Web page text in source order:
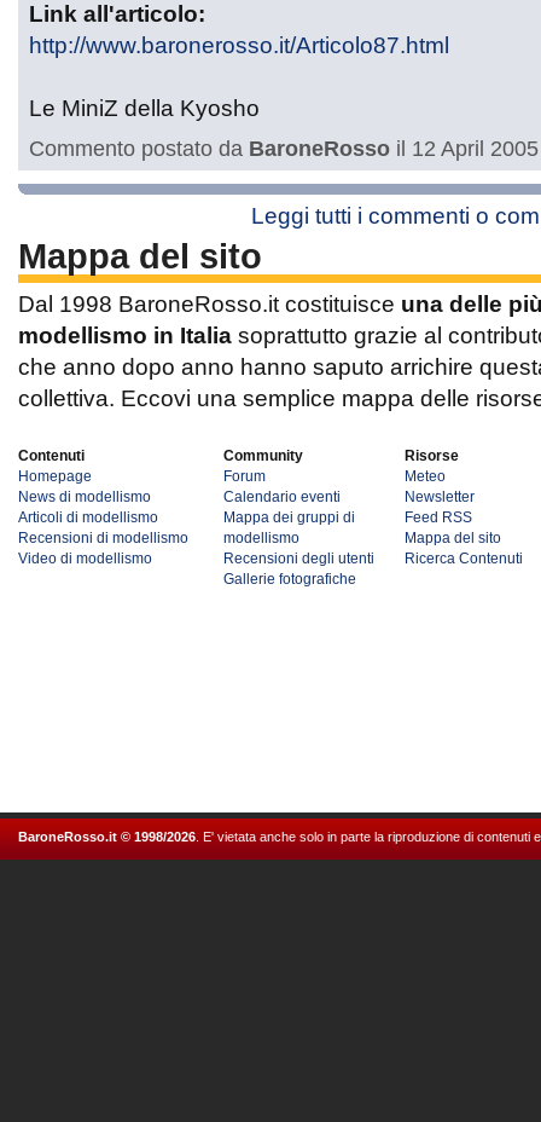
Link all'articolo:
http://www.baronerosso.it/Articolo87.html
Le MiniZ della Kyosho
Commento postato da BaroneRosso il 12 April
Leggi tutti i commenti o
Mappa del sito
Dal 1998 BaroneRosso.it costituisce una delle
modellismo in Italia soprattutto grazie al
che anno dopo anno hanno saputo arrichire
collettiva. Eccovi una semplice mappa delle
Contenuti
Homepage
News di modellismo
Articoli di modellismo
Recensioni di modellismo
Video di modellismo
Community
Forum
Calendario eventi
Mappa dei gruppi di
modellismo
Recensioni degli utenti
Gallerie fotografiche
Risorse
Meteo
Newsletter
Feed RSS
Mappa del sito
Ricerca Contenuti
BaroneRosso.it © 1998/2026 . E' vietata anche solo in parte la riproduzione di contenuti